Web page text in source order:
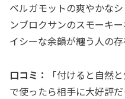
ベルガモットの爽やかな
ンブロクサンのスモーキ
イシーな余韻が纏う人の
口コミ：
「付けると自然
で使ったら相手に大好評